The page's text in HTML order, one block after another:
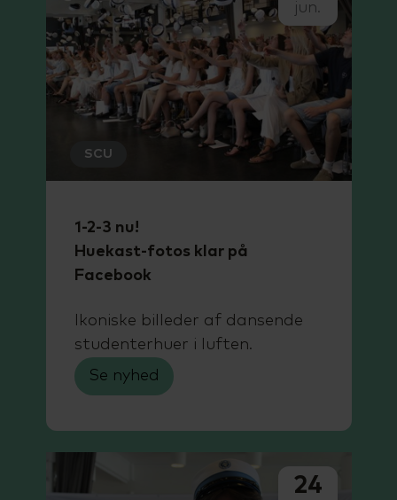
jun.
SCU
1-2-3 nu!
Huekast-fotos klar på
Facebook
Ikoniske billeder af dansende
studenterhuer i luften.
Se nyhed
24